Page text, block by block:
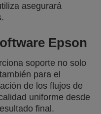
asegurará
Epson
soporte no solo
para el
de los flujos de
uniforme desde
final.